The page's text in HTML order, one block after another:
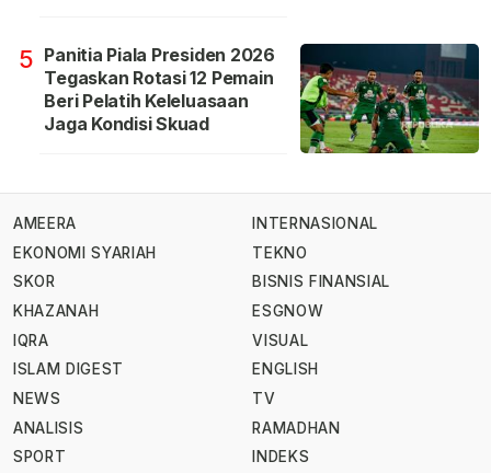
5 Panitia Piala Presiden 2026
Tegaskan Rotasi 12 Pemain
Beri Pelatih Keleluasaan
Jaga Kondisi Skuad
AMEERA
EKONOMI SYARIAH
SKOR
KHAZANAH
IQRA
ISLAM DIGEST
NEWS
ANALISIS
SPORT
INTERNASIONAL
TEKNO
BISNIS FINANSIAL
ESGNOW
VISUAL
ENGLISH
TV
RAMADHAN
INDEKS